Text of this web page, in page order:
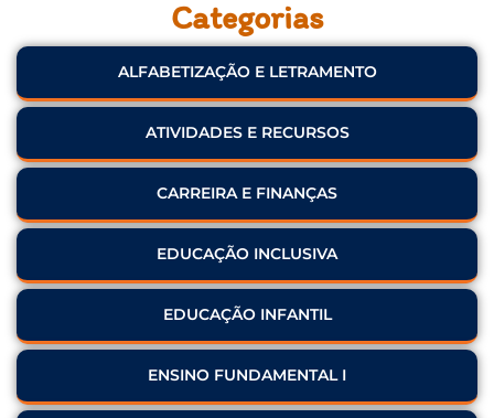
Categorias
ALFABETIZAÇÃO E LETRAMENTO
ATIVIDADES E RECURSOS
CARREIRA E FINANÇAS
EDUCAÇÃO INCLUSIVA
EDUCAÇÃO INFANTIL
ENSINO FUNDAMENTAL I